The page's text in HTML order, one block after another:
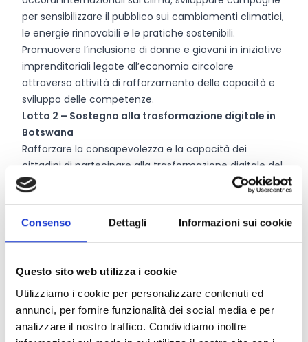
Consenso Dettagli Informazioni sui cookie
Questo sito web utilizza i cookie
Utilizziamo i cookie per personalizzare contenuti ed
annunci, per fornire funzionalità dei social media e per
analizzare il nostro traffico. Condividiamo inoltre
per sensibilizzare il pubblico sui cambiamenti climatici,
le energie rinnovabili e le pratiche sostenibili.
Promuovere l’inclusione di donne e giovani in iniziative
imprenditoriali legate all’economia circolare
attraverso attività di rafforzamento delle capacità e
sviluppo delle competenze.
Lotto 2 – Sostegno alla trasformazione digitale in
Botswana
Rafforzare la consapevolezza e la capacità dei
cittadini di partecipare alla trasformazione digitale del
Botswana, aumentando la loro conoscenza dei relativi
Sostenere e rafforzare lo sviluppo delle competenze in
linea con i principi di SmartBots di “Non lasciare
Sostenere e rafforzare lo sviluppo di materiali
educativi online e/o servizi online destinati a
comunità, studenti e/o cittadini, con enfasi sulla
collaborazione e la diffusione attraverso le realtà
connesse esistenti (es. biblioteche, centri comunitari,